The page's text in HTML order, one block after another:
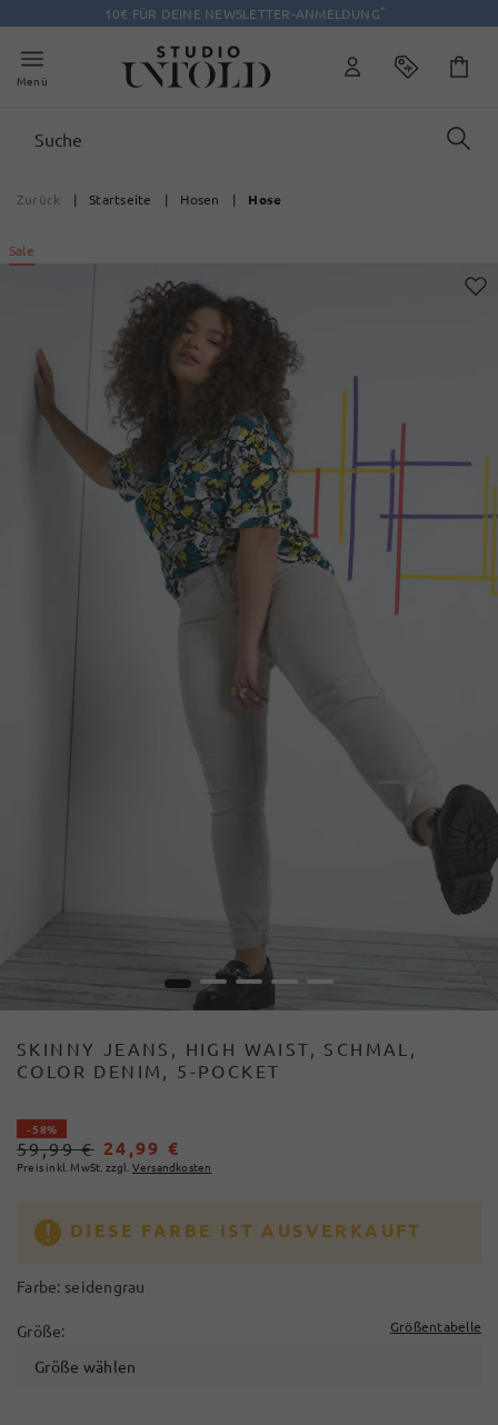
10€ FÜR DEINE NEWSLETTER-ANMELDUNG*
Menü
Zurück | Startseite | Hosen | Hose
Sale
1 2 3 4 5
SKINNY JEANS, HIGH WAIST, SCHMAL,
COLOR DENIM, 5-POCKET
- 58%
59,99 € 24,99 €
Preis inkl. MwSt. zzgl. Versandkosten
DIESE FARBE IST AUSVERKAUFT
Farbe: seidengrau
Größe: Größentabelle
Größe wählen